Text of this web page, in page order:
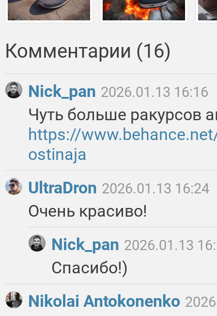
Комментарии (16)
Nick_pan 2026.01.13 16:16
Чуть больше ракурсов
https://
ostinaja
UltraDron 2026.01.13 16:24
Очень красиво!
Nick_pan 2026.01.13
Спасибо!)
Nikolai Antokonenko